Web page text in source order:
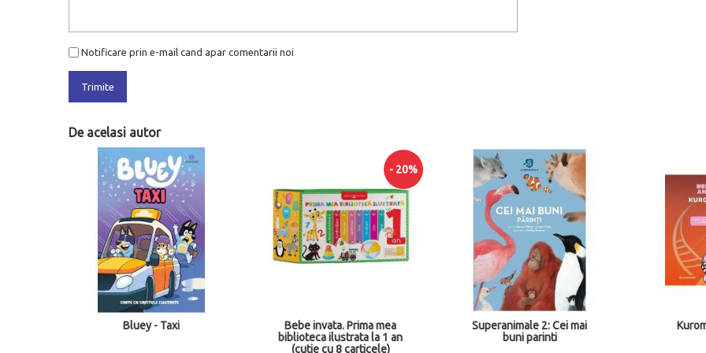
Notificare prin e-mail cand apar comentarii noi
Trimite
De acelasi autor
Bebe invata. Prima mea
Superanimale 2: Cei mai
buni parinti
Kuromi e fricoasa Kuromi